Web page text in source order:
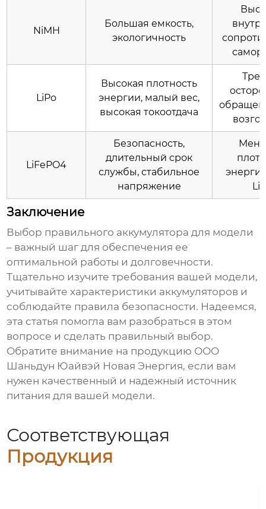
NiMH
Большая емкость,
экологичность
LiPo
Высокая плотность
энергии, малый вес,
высокая токоотдача
LiFePO4
Безопасность,
длительный срок
службы, стабильное
напряжение
Заключение
Выбор правильного аккумулятора для модели
– важный шаг для обеспечения ее
оптимальной работы и долговечности.
Тщательно изучите требования вашей модели,
учитывайте характеристики аккумуляторов и
соблюдайте правила безопасности. Надеемся,
эта статья помогла вам разобраться в этом
вопросе и сделать правильный выбор.
Обратите внимание на продукцию ООО
Шаньдун Юайвэй Новая Энергия, если вам
нужен качественный и надежный источник
питания для вашей модели.
Соответствующая
Продукция